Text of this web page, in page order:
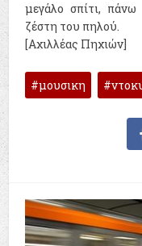
μεγάλο σπίτι,
ζέστη του πηλού.
[Αχιλλέας Πηχιών]
μουσικη